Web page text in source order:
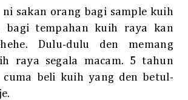
ni sakan orang bagi sample kuih
bagi tempahan kuih raya kan
Dulu-dulu den memang
raya segala macam. 5 tahun
cuma beli kuih yang den betul-